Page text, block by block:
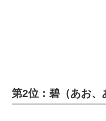
エネルギーの専門メデ
第2位：碧（あお、